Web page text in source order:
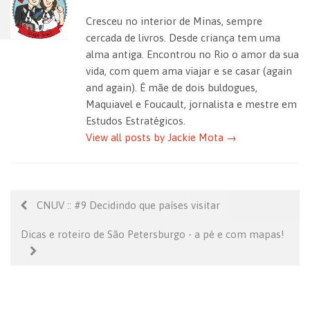
p
p
o
n
n
dl
e
Cresceu no interior de Minas, sempre
cercada de livros. Desde criança tem uma
alma antiga. Encontrou no Rio o amor da sua
vida, com quem ama viajar e se casar (again
and again). É mãe de dois buldogues,
Maquiavel e Foucault, jornalista e mestre em
Estudos Estratégicos.
View all posts by Jackie Mota →
CNUV :: #9 Decidindo que países visitar
Dicas e roteiro de São Petersburgo - a pé e com mapas!